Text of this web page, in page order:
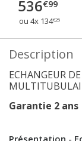
536€99
ou 4x 134€25
Description
ECHANGEUR
Garantie 2 ans
Présentation -